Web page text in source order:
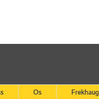
Os Frekhaug